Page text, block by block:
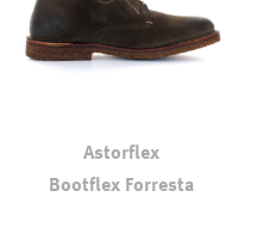
Astorflex
Bootflex Forresta